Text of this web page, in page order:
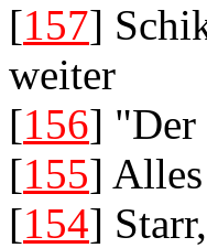
[157]
weiter
[156] "Der
[155]
[154]